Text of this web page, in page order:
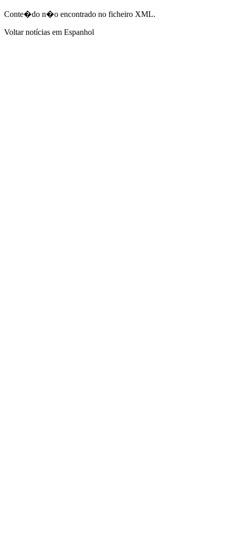
Conte�do n�o encontrado no ficheiro XML.
Voltar notícias em Espanhol